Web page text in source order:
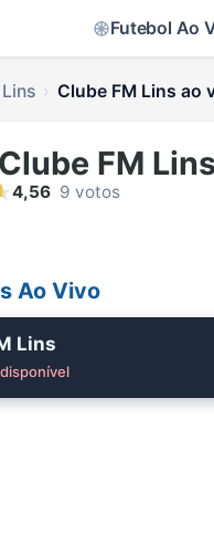
Futebol Ao
Lins Clube FM Lins ao
FM Lins
4,56 9 votos
Ao Vivo
Lins